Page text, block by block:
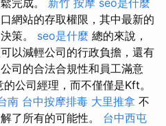
網站的存取權限，其中最新的
策。 seo是什麼 總的來說，
以減輕公司的行政負擔，還有
司的合法合規性和員工滿意
公司經理，而不僅僅是Kft。
南 台中按摩排毒 大里推拿 不
了所有的可能性。 台中西屯